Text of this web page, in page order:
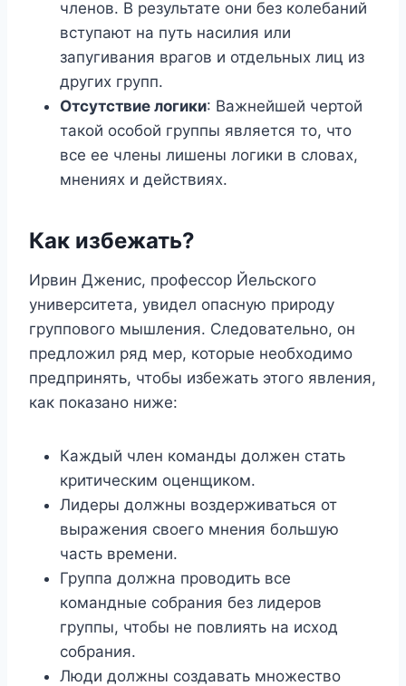
членов. В результате они без колебаний
вступают на путь насилия или
запугивания врагов и отдельных лиц из
других групп.
Отсутствие логики: Важнейшей чертой
такой особой группы является то, что
все ее члены лишены логики в словах,
мнениях и действиях.
Как избежать?
Ирвин Дженис, профессор Йельского
университета, увидел опасную природу
группового мышления. Следовательно, он
предложил ряд мер, которые необходимо
предпринять, чтобы избежать этого явления,
как показано ниже:
Каждый член команды должен стать
критическим оценщиком.
Лидеры должны воздерживаться от
выражения своего мнения большую
часть времени.
Группа должна проводить все
командные собрания без лидеров
группы, чтобы не повлиять на исход
собрания.
Люди должны создавать множество